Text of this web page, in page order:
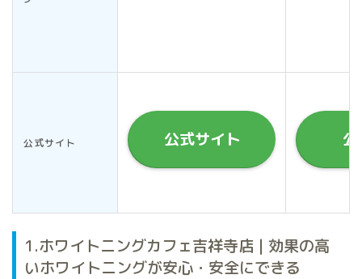
公式サイト 公式サイト
1.ホワイトニングカフェ吉祥寺店 | 効果の高
いホワイトニングが安心・安全にできる